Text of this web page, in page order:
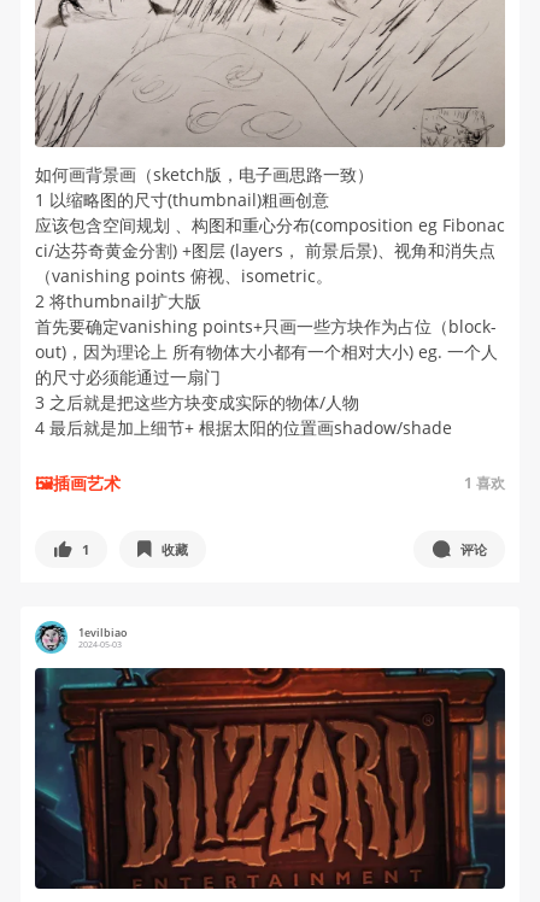
如何画背景画（sketch版，电子画思路一致）
1 以缩略图的尺寸(thumbnail)粗画创意
应该包含空间规划 、构图和重心分布(composition eg Fibonac
ci/达芬奇黄金分割) +图层 (layers， 前景后景)、视角和消失点
（vanishing points 俯视、isometric。
2 将thumbnail扩大版
首先要确定vanishing points+只画一些方块作为占位（block-
out)，因为理论上 所有物体大小都有一个相对大小) eg. 一个人
的尺寸必须能通过一扇门
3 之后就是把这些方块变成实际的物体/人物
4 最后就是加上细节+ 根据太阳的位置画shadow/shade
🖼插画艺术 1 喜欢
1 收藏 评论
1evilbiao
2024-05-03